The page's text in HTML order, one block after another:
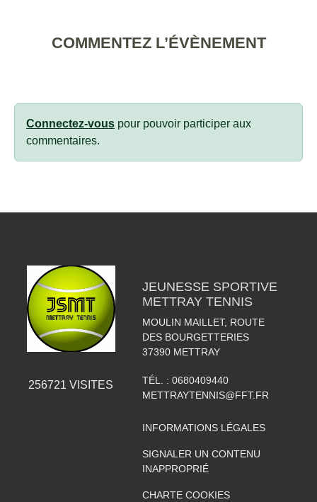
COMMENTEZ L’ÉVÈNEMENT
Connectez-vous pour pouvoir participer aux
commentaires.
256721 VISITES
JEUNESSE SPORTIVE
METTRAY TENNIS
MOULIN MAILLET, ROUTE
DES BOURGETTERIES
37390 METTRAY
TÉL. : 0680409440
METTRAYTENNIS@FFT.FR
INFORMATIONS LÉGALES
SIGNALER UN CONTENU
INAPPROPRIÉ
CHARTE COOKIES